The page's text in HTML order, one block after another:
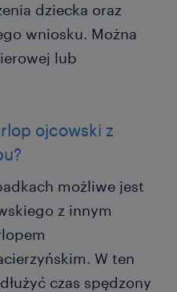
dziecka oraz
wniosku. Można
lub
ojcowski z
możliwe jest
z innym
W ten
czas spędzony